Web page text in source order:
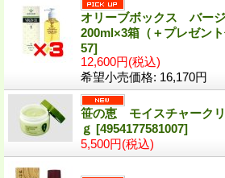
オリーブボックス バー
200ml×3箱（＋プレゼント
57]
12,600円(税込)
希望小売価格: 16,170円
笹の恵 モイスチャーク
ｇ [4954177581007]
5,500円(税込)